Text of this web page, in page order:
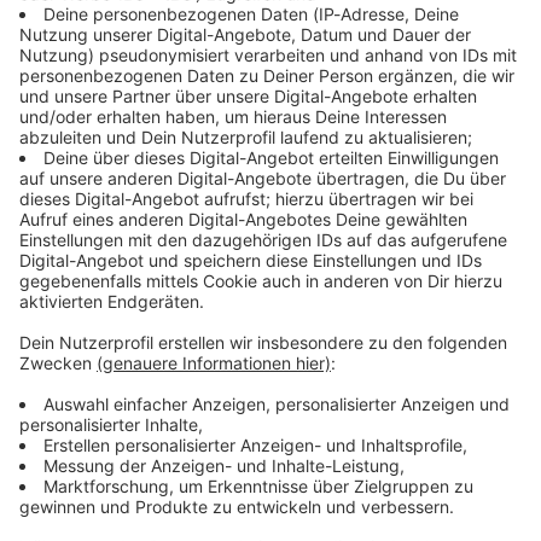
me Ihr möchtet Werbung in
diesem Podcast schalten?
Schickt gerne eine E-Mail
an: hallo@podever.de
Ihr möchtet Werbung in diesem Podcast
schalten? Schickt gerne eine E-Mail an:
hallo@podever.de
von der Decke, die Jagd auf
die neueste Apotheken
Umschau nimmt ungeahnte
Ausmaße an und Ralf wird
betriebsintern betütatat…
Liebe Grüße nach
Brandenburg, München,
Velden an der Pegnitz im
Nürnberger Land,
Schneeberg im sächsischen
Erzgebirge und Stuttgart.
„NotAufnahme“. WERBUNG
Hier gibt es viele Rabatte
Werbepartnern und
„NotAufnahme“:
https://linktr.ee/notaufnah
me Ihr möchtet Werbung in
diesem Podcast schalten?
11.06.2026 21:00 / 49min
Eine Zahnbehandlung endet mit einem
Denkzettel von der Decke, die Jagd auf die
neueste Apotheken Umschau nimmt ungeahnte
Ausmaße an und Ralf wird betriebsintern
betütatat… Liebe Grüße nach Brandenburg,
München, Velden an der Pegnitz im Nürnberger
Land, Schneeberg im sächsischen Erzgebirge
und Stuttgart. Und Prost auf 175 Folgen
„NotAufnahme“. WERBUNG Hier gibt es viele
Rabatte und alle Infos zu den Werbepartnern
und „NotAufnahme“: Ist Frankfurt noch zu